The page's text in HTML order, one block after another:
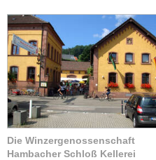
Die Winzergenossenschaft
Hambacher Schloß Kellerei